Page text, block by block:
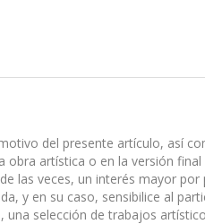
del presente artículo, así
artística o en la versión
las veces, un interés mayor
y en su caso, sensibilice al
una selección de trabajos